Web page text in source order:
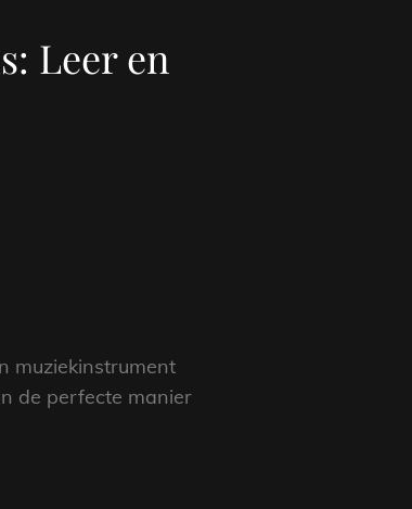
Leer en
muziekinstrument
de perfecte manier